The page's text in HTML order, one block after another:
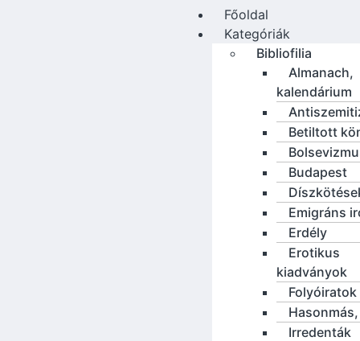
Főoldal
Kategóriák
Bibliofilia
Almanach,
kalendárium
Betiltott
Budapest
Emigráns
Erdély
Erotikus
kiadványok
Folyóiratok
Irredenták